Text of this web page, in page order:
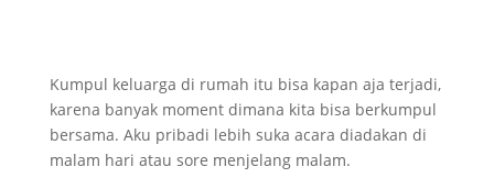
Kumpul keluarga di rumah itu bisa kapan aja terjadi,
karena banyak moment dimana kita bisa berkumpul
bersama. Aku pribadi lebih suka acara diadakan di
malam hari atau sore menjelang malam.